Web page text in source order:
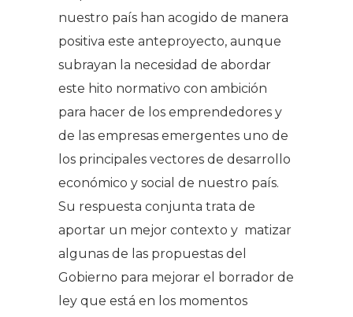
nuestro país han acogido de manera
positiva este anteproyecto, aunque
subrayan la necesidad de abordar
este hito normativo con ambición
para hacer de los emprendedores y
de las empresas emergentes uno de
los principales vectores de desarrollo
económico y social de nuestro país.
Su respuesta conjunta trata de
aportar un mejor contexto y matizar
algunas de las propuestas del
Gobierno para mejorar el borrador de
ley que está en los momentos